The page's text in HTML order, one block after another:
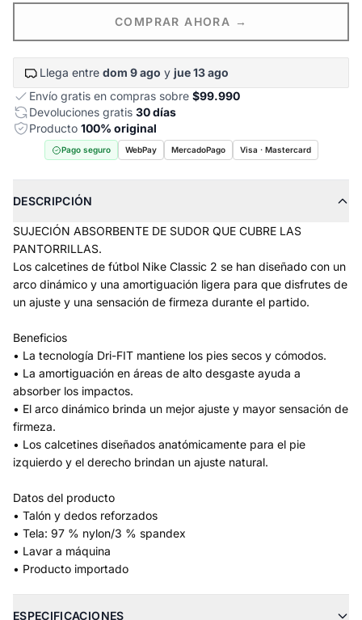
COMPRAR AHORA →
Llega entre dom 9 ago y jue 13 ago
Envío gratis en compras sobre $99.990
Devoluciones gratis 30 días
Producto 100% original
Pago seguro WebPay MercadoPago Visa · Mastercard
DESCRIPCIÓN
SUJECIÓN ABSORBENTE DE SUDOR QUE CUBRE LAS
PANTORRILLAS.
Los calcetines de fútbol Nike Classic 2 se han diseñado con un
arco dinámico y una amortiguación ligera para que disfrutes de
un ajuste y una sensación de firmeza durante el partido.
Beneficios
• La tecnología Dri-FIT mantiene los pies secos y cómodos.
• La amortiguación en áreas de alto desgaste ayuda a
absorber los impactos.
• El arco dinámico brinda un mejor ajuste y mayor sensación de
firmeza.
• Los calcetines diseñados anatómicamente para el pie
izquierdo y el derecho brindan un ajuste natural.
Datos del producto
• Talón y dedos reforzados
• Tela: 97 % nylon/3 % spandex
• Lavar a máquina
• Producto importado
ESPECIFICACIONES